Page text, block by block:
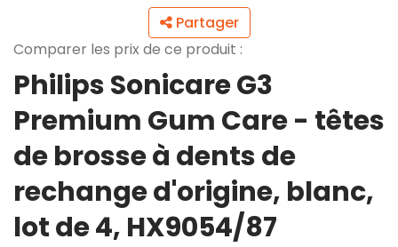
Partager
Comparer les prix de ce produit :
Philips Sonicare G3
Premium Gum Care - têtes
de brosse à dents de
rechange d'origine, blanc,
lot de 4, HX9054/87